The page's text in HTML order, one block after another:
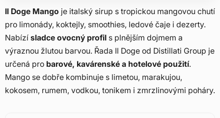
Il Doge Mango je italský sirup s tropickou mangovou chutí
pro limonády, koktejly, smoothies, ledové čaje i dezerty.
Nabízí sladce ovocný profil s plnějším dojmem a
výraznou žlutou barvou. Řada Il Doge od Distillati Group je
určená pro barové, kavárenské a hotelové použití.
Mango se dobře kombinuje s limetou, marakujou,
kokosem, rumem, vodkou, tonikem i zmrzlinovými poháry.